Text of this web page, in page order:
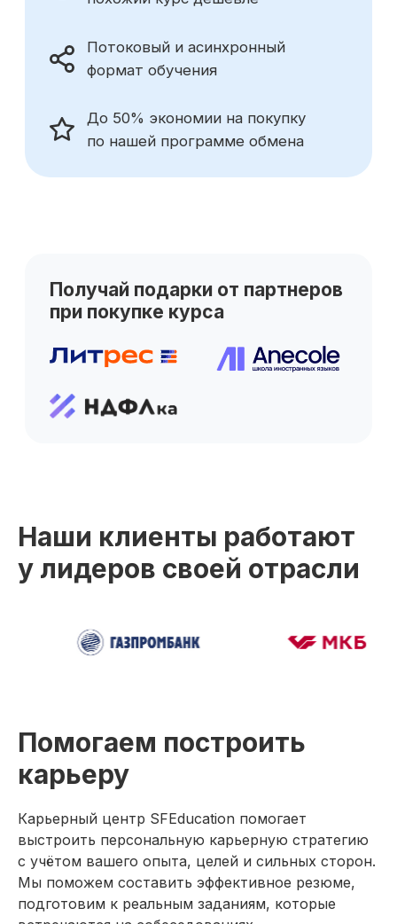
Наши клиенты работают
у лидеров своей отрасли
Помогаем построить
карьеру
Карьерный центр SFEducation помогает
выстроить персональную карьерную стратегию
с учётом вашего опыта, целей и сильных сторон.
Мы поможем составить эффективное резюме,
подготовим к реальным заданиям, которые
Сотрудничество
Корпоративным клиентам
Сведения об образовательной организации
+7 (800) 555-14-39
Лицензия на осуществление образовательной
деятельности № Л035−01 271−78/00177 402
«Современные формы образования»
ОГРН 1197847049179
КПП 774301001
Юридический адрес: 125438, Г.МОСКВА,
Отзывы
Маркетинг
Менеджмент и управление
Аналитика
Бухгалтерия
Навыки
Excel
Новая профессия
к сентябрю